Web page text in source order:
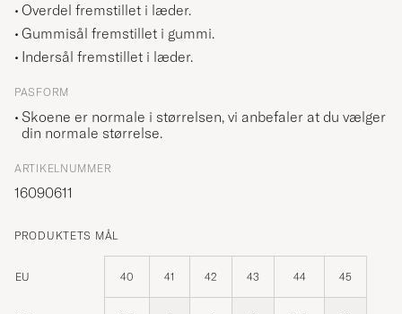
Overdel fremstillet i læder.
Gummisål fremstillet i gummi.
Indersål fremstillet i læder.
PASFORM
Skoene er normale i størrelsen, vi anbefaler at du vælger
din normale størrelse.
ARTIKELNUMMER
16090611
PRODUKTETS MÅL
EU 40 41 42 43 44 45